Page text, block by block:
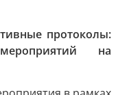
протоколы:
на